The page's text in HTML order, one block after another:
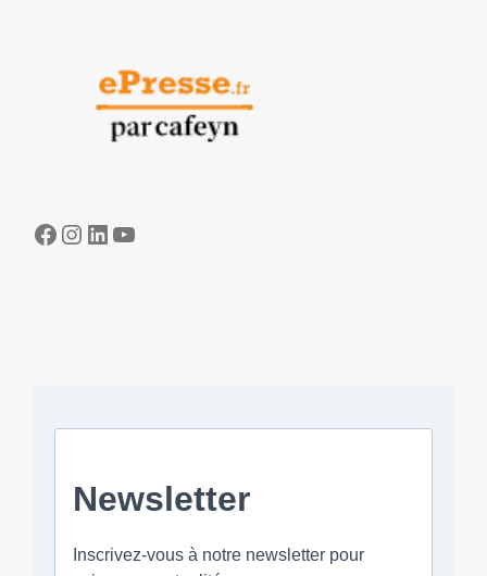
Facebook
Instagram
LinkedIn
YouTube